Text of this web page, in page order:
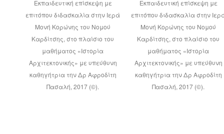
Εκπαιδευτική επίσκεψη με
επιτόπου διδασκαλία στην Ιερά
Μονή Κορώνης του Νομού
Καρδίτσης, στο πλαίσιο του
μαθήματος «Ιστορία
Αρχιτεκτονικής» με υπεύθυνη
καθηγήτρια την Δρ Αφροδίτη
Πασαλή, 2017 (©).
Εκπαιδευτική επίσκεψη με
επιτόπου διδασκαλία στην
Μονή Κορώνης του Νομού
Καρδίτσης, στο πλαίσιο του
μαθήματος «Ιστορία
Αρχιτεκτονικής» με υπεύθυνη
καθηγήτρια την Δρ Αφροδίτη
Πασαλή, 2017 (©).